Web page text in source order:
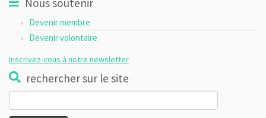
Nous soutenir
Devenir membre
Devenir volontaire
Inscrivez-vous à notre newsletter
rechercher sur le site